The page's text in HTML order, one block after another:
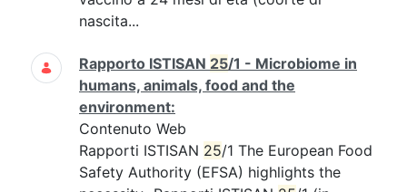
nascita...
Rapporto ISTISAN 25/1 - Microbiome in
humans, animals, food and the
environment:
Contenuto Web
Rapporti ISTISAN 25/1 The European Food
Safety Authority (EFSA) highlights the